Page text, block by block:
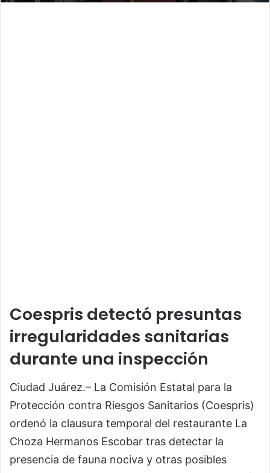
Coespris detectó presuntas
irregularidades sanitarias
durante una inspección
Ciudad Juárez.– La Comisión Estatal para la
Protección contra Riesgos Sanitarios (Coespris)
ordenó la clausura temporal del restaurante La
Choza Hermanos Escobar tras detectar la
presencia de fauna nociva y otras posibles